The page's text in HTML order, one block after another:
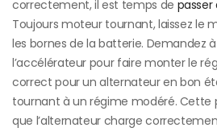
correctement, il est temps de passer
Toujours moteur tournant, laissez le
les bornes de la batterie. Demandez
l’accélérateur pour faire monter le
correct pour un alternateur en bon
tournant à un régime modéré. Cette
que l’alternateur charge